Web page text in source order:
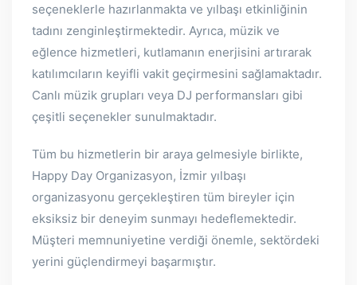
seçeneklerle hazırlanmakta ve yılbaşı etkinliğinin
tadını zenginleştirmektedir. Ayrıca, müzik ve
eğlence hizmetleri, kutlamanın enerjisini artırarak
katılımcıların keyifli vakit geçirmesini sağlamaktadır.
Canlı müzik grupları veya DJ performansları gibi
çeşitli seçenekler sunulmaktadır.
Tüm bu hizmetlerin bir araya gelmesiyle birlikte,
Happy Day Organizasyon, İzmir yılbaşı
organizasyonu gerçekleştiren tüm bireyler için
eksiksiz bir deneyim sunmayı hedeflemektedir.
Müşteri memnuniyetine verdiği önemle, sektördeki
yerini güçlendirmeyi başarmıştır.